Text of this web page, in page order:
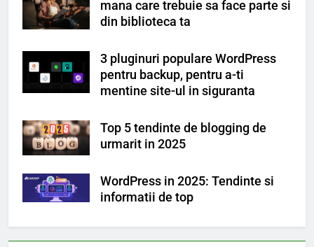
mana care trebuie sa face parte si
din biblioteca ta
3 pluginuri populare WordPress
pentru backup, pentru a-ti
mentine site-ul in siguranta
Top 5 tendinte de blogging de
urmarit in 2025
WordPress in 2025: Tendinte si
informatii de top